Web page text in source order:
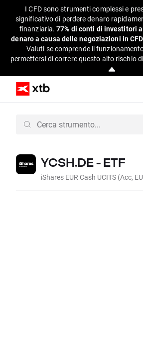
I CFD sono strumenti complessi e
significativo di perdere denaro
finanziaria.77% di conti di investitori
denaro a causa delle negoziazioni in
Valuti se comprende il
permettersi di correre questo alto rischio
YCSH.DE - ETF
iShares EUR Cash UCITS (Acc,